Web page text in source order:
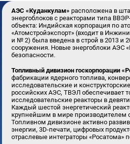
АЭС «Куданкулам» расположена в
энергоблоков с реакторами типа
объекта: Индийская корпорация по
«Атомстройэкспорт» (входит в
и № 2) была введена в строй в 2013 и
сооружения. Новые энергоблоки АЭС
безопасности.
Топливный дивизион госкорпорации
фабрикации ядерного топлива,
исследовательские и
российских АЭС, ТВЭЛ обеспечивает
исследовательские реакторы в
Каждый шестой энергетический
крупнейшим в мире производителем
Топливном дивизионе активно
энергии, 3D-печати, цифровых
отраслевые интеграторы